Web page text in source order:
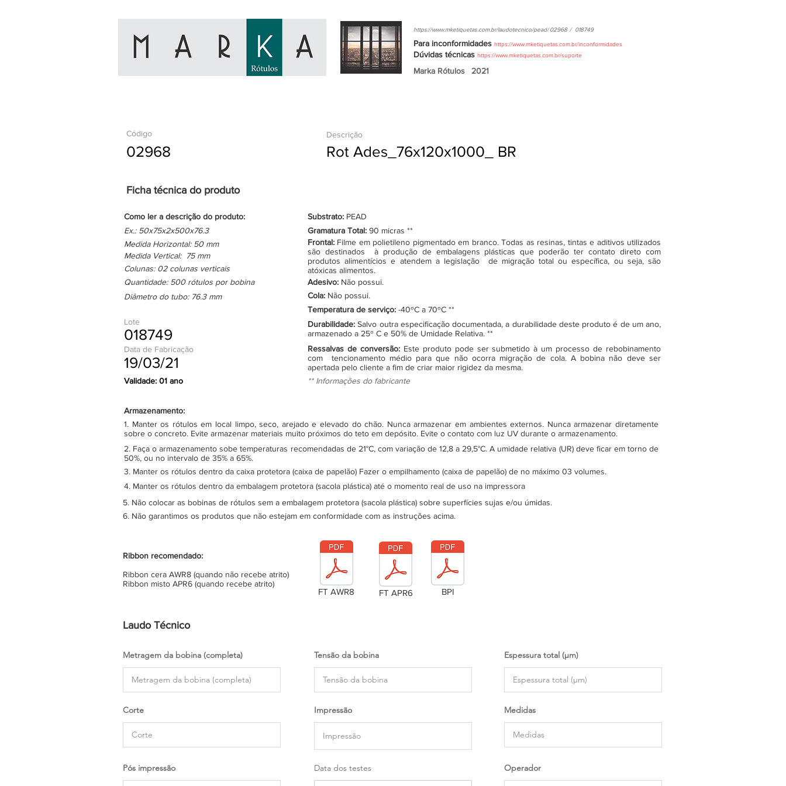
https://www.mketiquetas.com.br/laudotecnico/pead/ 02968 / 018749
Para inconformidades https://www.mketiquetas.com.br/inconformidades
Dúvidas técnicas https://www.mketiquetas.com.br/suporte
Marka Rótulos 2021
Código
02968
Descrição
Rot Ades_76x120x1000_ BR
Ficha técnica do produto
Como ler a descrição do produto: Substrato: PEAD
Ex.: 50x75x2x500x76.3
Medida Horizontal: 50 mm
Medida Vertical: 75 mm
Colunas: 02 colunas verticais
Quantidade: 500 rótulos por bobina
Gramatura Total: 90 micras **
Frontal: Filme em polietileno pigmentado em branco. Todas as resinas, tintas e aditivos utilizados
são destinados à produção de embalagens plásticas que poderão ter contato direto com
produtos alimentícios e atendem a legislação de migração total ou específica, ou seja, são
atóxicas alimentos.
Adesivo: Não possui.
Diâmetro do tubo: 76.3 mm
Cola: Não possui.
Temperatura de serviço: -40ºC a 70ºC **
Lote
018749
Data de Fabricação
19/03/21
Durabilidade:Salvo outra especificação documentada, a durabilidade deste produto é de um ano,
armazenado a 25º C e 50% de Umidade Relativa. **
Ressalvas de conversão: Este produto pode ser submetido à um processo de rebobinamento
com tencionamento médio para que não ocorra migração de cola. A bobina não deve ser
apertada pelo cliente a fim de criar maior rigidez da mesma.
Validade: 01 ano
** Informações do fabricante
Armazenamento:
1. Manter os rótulos em local limpo, seco, arejado e elevado do chão. Nunca armazenar em ambientes externos. Nunca armazenar diretamente
sobre o concreto. Evite armazenar materiais muito próximos do teto em depósito. Evite o contato com luz UV durante o armazenamento.
2. Faça o armazenamento sobe temperaturas recomendadas de 21°C, com variação de 12,8 a 29,5°C. A umidade relativa (UR) deve ficar em torno de
50%, ou no intervalo de 35% a 65%.
3. Manter os rótulos dentro da caixa protetora (caixa de papelão) Fazer o empilhamento (caixa de papelão) de no máximo 03 volumes.
4. Manter os rótulos dentro da embalagem protetora (sacola plástica) até o momento real de uso na impressora
5. Não colocar as bobinas de rótulos sem a embalagem protetora (sacola plástica) sobre superfícies sujas e/ou úmidas.
6. Não garantimos os produtos que não estejam em conformidade com as instruções acima.
Ribbon recomendado:
Ribbon cera AWR8 (quando não recebe atrito)
Ribbon misto APR6 (quando recebe atrito)
FT AWR8 FT APR6 BPI
Laudo Técnico
Metragem da bobina (completa)
Corte
Pós impressão
Tensão da bobina
Impressão
Data dos testes
Espessura total (µm)
Medidas
Operador